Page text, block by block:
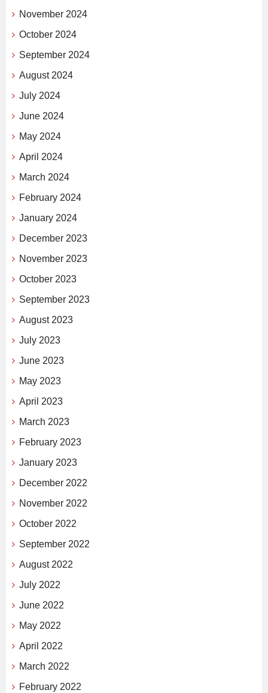
November 2024
October 2024
September 2024
August 2024
July 2024
June 2024
May 2024
April 2024
March 2024
February 2024
January 2024
December 2023
November 2023
October 2023
September 2023
August 2023
July 2023
June 2023
May 2023
April 2023
March 2023
February 2023
January 2023
December 2022
November 2022
October 2022
September 2022
August 2022
July 2022
June 2022
May 2022
April 2022
March 2022
February 2022